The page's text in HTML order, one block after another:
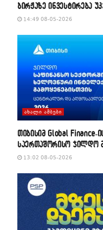
ბირჟაზე ინვესტირება
14:49 08-05-2026
ᲐᲮᲐᲚᲘ ᲐᲛᲑᲔᲑᲘ
თიბისიმ Global Finance-
საერთაშორისო ჯილდო
13:02 08-05-2026